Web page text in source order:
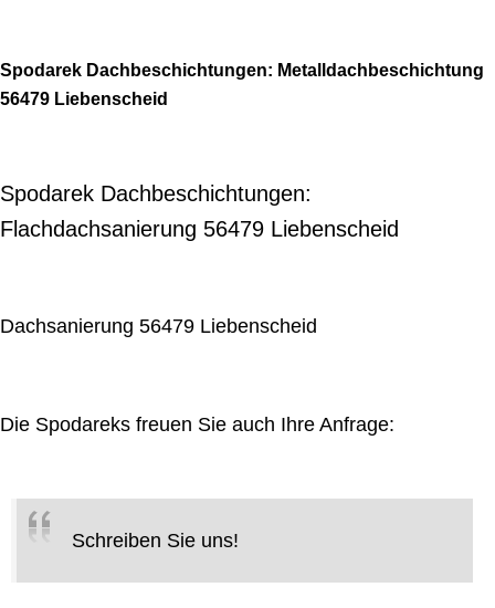
Spodarek Dachbeschichtungen: Metalldachbeschichtung
56479 Liebenscheid
Spodarek Dachbeschichtungen:
Flachdachsanierung 56479 Liebenscheid
Dachsanierung 56479 Liebenscheid
Die Spodareks freuen Sie auch Ihre Anfrage:
Schreiben Sie uns!